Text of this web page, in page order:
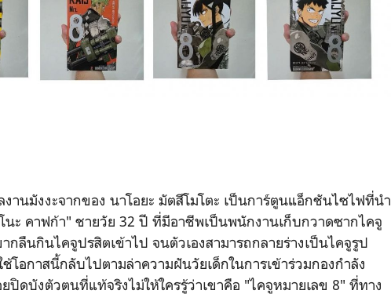
านมังงะจากของ นาโอยะ มัตสึโมโตะ เป็นการ์ตูนแอ็กชันไซไฟที่นำ
นะ คาฟก้า" ชายวัย 32 ปี ที่มีอาชีพเป็นพนักงานเก็บกวาดซากไคจู
ลืนกินไคจูปรสิตเข้าไป จนตัวเองสามารถกลายร่างเป็นไคจูรูป
อกาสนี้กลับไปตามล่าความฝันวัยเด็กในการเข้าร่วมกองกำลัง
ดบังตัวตนที่แท้จริงไม่ให้ใครรู้ว่าเขาคือ "ไคจูหมายเลข 8" ที่ทาง